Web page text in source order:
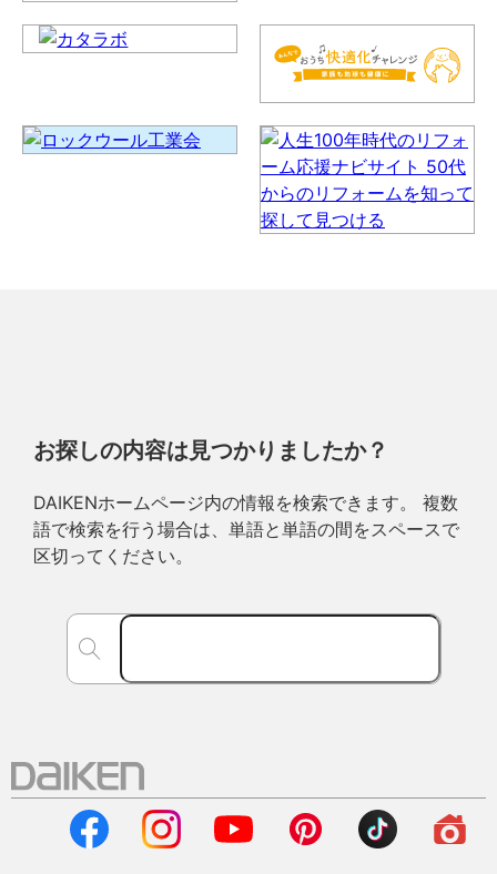
お探しの内容は見つかりましたか？
DAIKENホームページ内の情報を検索できます。 複数
語で検索を行う場合は、単語と単語の間をスペースで
区切ってください。